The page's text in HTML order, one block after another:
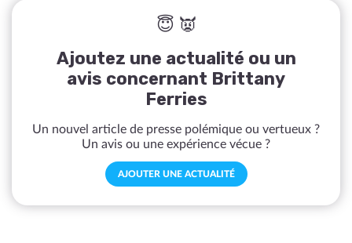
😇 👿
Ajoutez une actualité ou un
avis concernant Brittany
Ferries
Un nouvel article de presse polémique ou vertueux ?
Un avis ou une expérience vécue ?
AJOUTER UNE ACTUALITÉ